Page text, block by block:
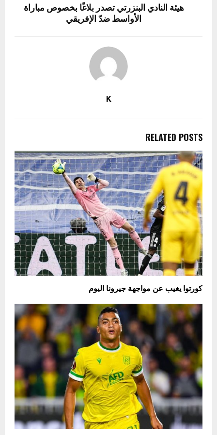
هيئة النادي البنزرتي تصدر بلاغًا بخصوص مباراة
الأواسط ضدّ الإفريقي
K
RELATED POSTS
كورتوا يغيب عن مواجهة جيرونا اليوم